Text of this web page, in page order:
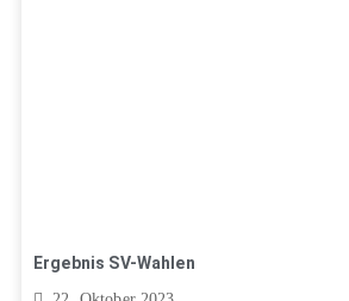
Ergebnis SV-Wahlen